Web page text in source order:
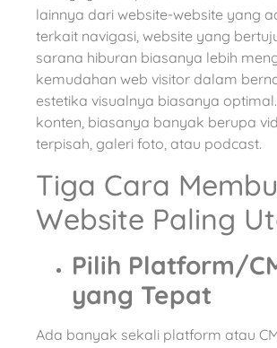
lainnya dari website-website yang
terkait navigasi, website yang
sarana hiburan biasanya lebih
kemudahan web visitor dalam
estetika visualnya biasanya
konten, biasanya banyak berupa
terpisah, galeri foto, atau podcast.
Tiga Cara
Website Paling
Pilih Platform/
yang Tepat
Ada banyak sekali platform atau